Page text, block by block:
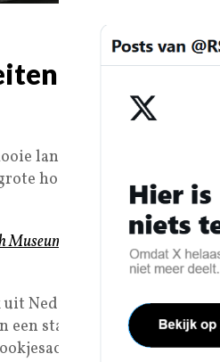
Wereld
landschappen en lieve
hoeveelheid kunstmusea
Museum
, de laatste die ’s
Nederland, die bekend
stadje genaamd Den
bosontwerpen